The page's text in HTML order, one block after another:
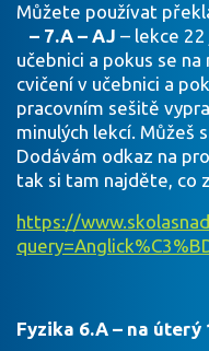
Můžete používat
– 7.A – AJ – lekce
učebnici a pokus se
cvičení v učebnici a
pracovním sešitě
minulých lekcí. Můžeš
Dodávám odkaz na
tak si tam najděte, co
https://
Fyzika 6.A – na úterý